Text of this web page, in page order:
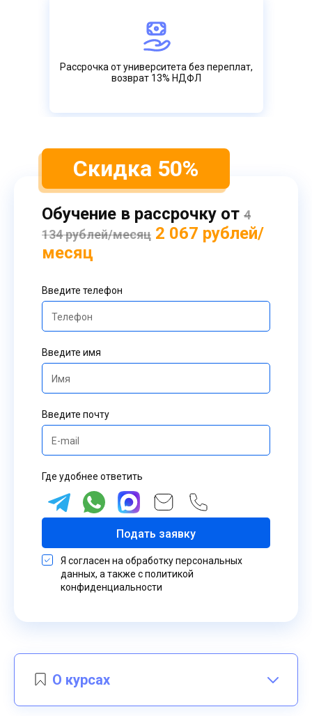
Рассрочка от университета без переплат,
возврат 13% НДФЛ
Скидка 50%
Обучение в рассрочку от 4
134 рублей/месяц 2 067 рублей/
месяц
Введите телефон
Введите имя
Введите почту
Где удобнее ответить
Подать заявку
Я согласен на обработку персональных
данных, а также с политикой
конфиденциальности
О курсах
переподготовки являются комплексными